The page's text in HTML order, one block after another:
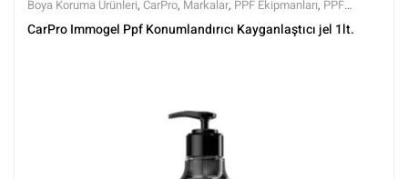
Boya Koruma Ürünleri, CarPro, Markalar, PPF Ekipmanları, PPF
Kaplama Ürünleri, Tüm Ürünler,Tüm Ürünler
CarPro Immogel Ppf Konumlandırıcı Kayganlaştıcı jel 1lt.